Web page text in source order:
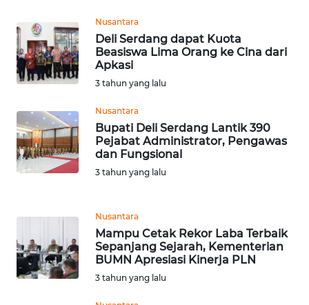
Nusantara
Deli Serdang dapat Kuota
Beasiswa Lima Orang ke Cina dari
Apkasi
3 tahun yang lalu
Nusantara
Bupati Deli Serdang Lantik 390
Pejabat Administrator, Pengawas
dan Fungsional
3 tahun yang lalu
Nusantara
Mampu Cetak Rekor Laba Terbaik
Sepanjang Sejarah, Kementerian
BUMN Apresiasi Kinerja PLN
3 tahun yang lalu
WN
DANAU
TOBA
NIAS
WN
LANGKAT
TAPANULI
SELATAN
WN